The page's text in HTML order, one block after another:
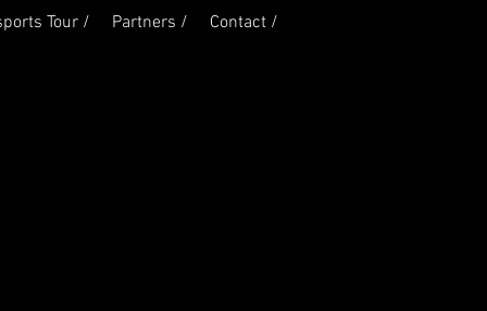
Tour / Partners / Contact /